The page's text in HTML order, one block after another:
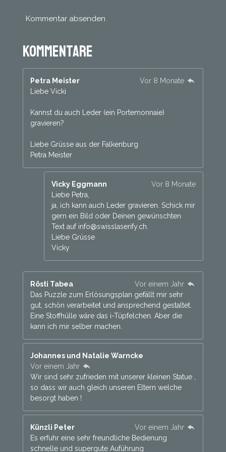
Kommentar absenden
Kommentare
Petra Meister
Vor 8 Monate
Liebe Vicki
Kannst du auch Leder (ein Portemonnaie)
gravieren?
Liebe Grüsse aus der Falkenburg
Petra Meister
Vicky Eggmann
Vor 8 Monate
Liebe Petra,
ja, ich kann auch Leder gravieren. Schick mir
gern ein Bild oder Deinen gewünschten
Text auf info@swisslaserify.ch.
Liebe Grüsse
Vicky
Rösti Tabea
Vor einem Jahr
Das Puzzle zum Erlösungsplan gefällt mir sehr
gut, schön verarbeitet und ansprechend gestaltet.
Eine Stoffhülle wäre das i-Tüpfelchen. Aber die
kann ich mir selber machen.
Johannes und Natalie Warncke
Vor einem Jahr
Wir sind sehr zufrieden mit unserer kleinen Statue ,
so dass wir auch gleich unseren Eltern welche
besorgt haben !
Künzli Peter
Vor einem Jahr
Es erfuhr eine sehr freundliche Bedienung
schnelle und supergute Auführung